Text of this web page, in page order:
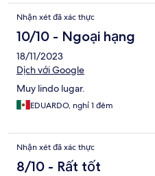
Nhận xét đã xác thực
10/10 - Ngoại hạng
18/11/2023
Dịch với Google
Muy lindo lugar.
EDUARDO, nghỉ 1 đêm
Nhận xét đã xác thực
8/10 - Rất tốt